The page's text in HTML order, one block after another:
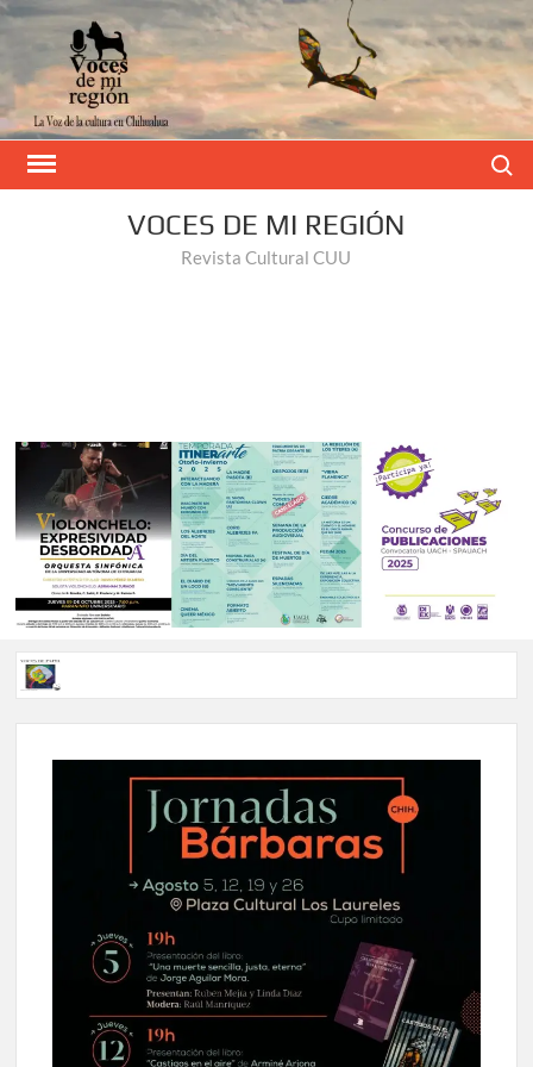
VOCES DE MI REGIÓN
Revista Cultural CUU
Voces de Papel Parral, edición especial Coyame del Sotol
Voces de papel Parral edición Carlos Montemayor #35
A 18 años de su partida, Teatro Bárbaro rinde homenaje a
Víctor Hugo Rascón Banda con Voces en el umbral
Invitan a participar en “Convocatoria UACH-SPAUACH
2026” para publicar textos académicos con sello editorial.